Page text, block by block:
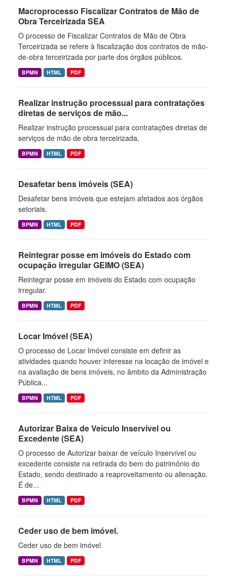
Macroprocesso Fiscalizar Contratos de Mão de
Obra Terceirizada SEA
O processo de Fiscalizar Contratos de Mão de Obra
Terceirizada se refere à fiscalização dos contratos de mão-
de-obra terceirizada por parte dos órgãos públicos.
BPMN HTML PDF
Realizar instrução processual para contratações
diretas de serviços de mão...
Realizar instrução processual para contratações diretas de
serviços de mão de obra terceirizada.
BPMN HTML PDF
Desafetar bens imóveis (SEA)
Desafetar bens imóveis que estejam afetados aos órgãos
setoriais.
BPMN HTML PDF
Reintegrar posse em imóveis do Estado com
ocupação irregular GEIMO (SEA)
Reintegrar posse em imóveis do Estado com ocupação
irregular.
BPMN HTML PDF
Locar Imóvel (SEA)
O processo de Locar Imóvel consiste em definir as
atividades quando houver interesse na locação de imóvel e
na avaliação de bens imóveis, no âmbito da Administração
Pública...
BPMN HTML PDF
Autorizar Baixa de Veículo Inservível ou
Excedente (SEA)
O processo de Autorizar baixar de veículo Inservível ou
excedente consiste na retirada do bem do patrimônio do
Estado, sendo destinado a reaproveitamento ou alienação.
É de...
BPMN HTML PDF
Ceder uso de bem imóvel.
Ceder uso de bem imóvel
BPMN HTML PDF